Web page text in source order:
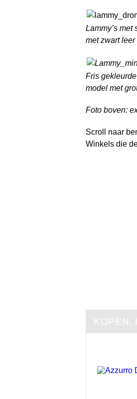
Lammy’s
met zwart
Fris
model met
Foto boven:
Scroll naar
Winkels die
KOPEN,